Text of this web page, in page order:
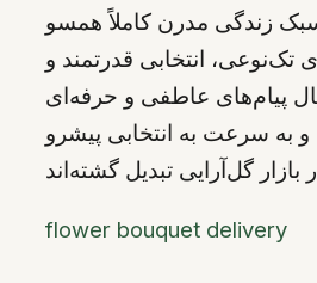
زندگی مدرن کاملاً همسو
انتخابی قدرتمند و
پیام‌های عاطفی و حرفه‌ای
سرعت به انتخابی پیشرو
flower bouquet delivery